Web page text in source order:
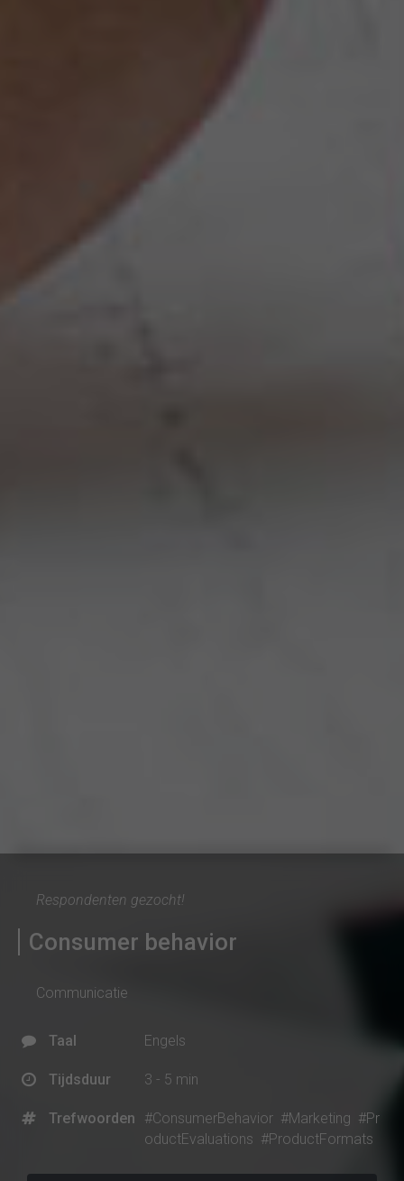
Respondenten gezocht!
Consumer behavior
Communicatie
Taal Engels
Tijdsduur 3 - 5 min
Trefwoorden #ConsumerBehavior #Marketing #Pr
oductEvaluations #ProductFormats